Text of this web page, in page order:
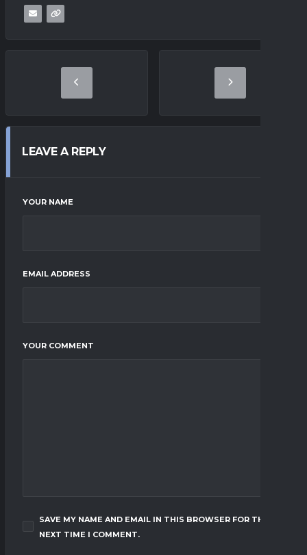
LEAVE A REPLY
YOUR NAME
EMAIL ADDRESS
YOUR COMMENT
SAVE MY NAME AND EMAIL IN THIS BROWSER FOR THE
NEXT TIME I COMMENT.